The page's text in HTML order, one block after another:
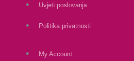
Uvjeti poslovanja
Politika privatnosti
My Account